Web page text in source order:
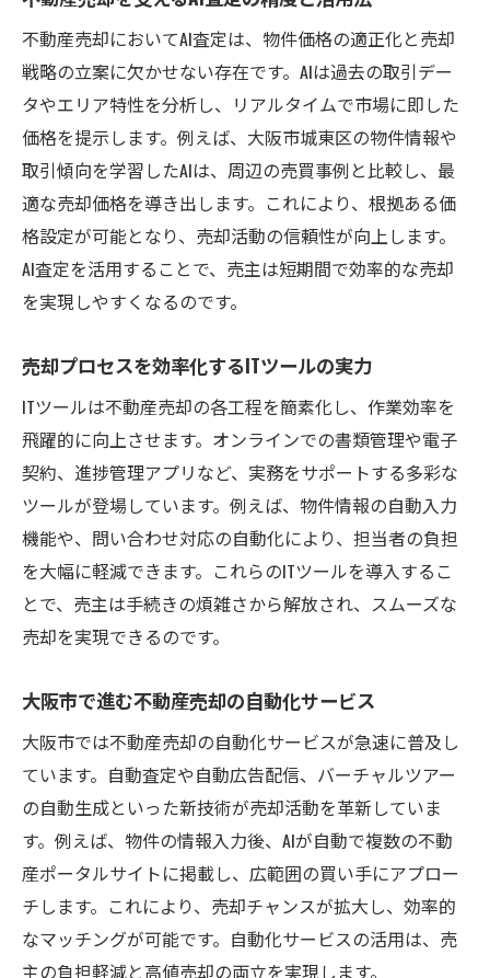
不動産売却においてAI査定は、物件価格の適正化と売却
戦略の立案に欠かせない存在です。AIは過去の取引デー
タやエリア特性を分析し、リアルタイムで市場に即した
価格を提示します。例えば、大阪市城東区の物件情報や
取引傾向を学習したAIは、周辺の売買事例と比較し、最
適な売却価格を導き出します。これにより、根拠ある価
格設定が可能となり、売却活動の信頼性が向上します。
AI査定を活用することで、売主は短期間で効率的な売却
を実現しやすくなるのです。
売却プロセスを効率化するITツールの実力
ITツールは不動産売却の各工程を簡素化し、作業効率を
飛躍的に向上させます。オンラインでの書類管理や電子
契約、進捗管理アプリなど、実務をサポートする多彩な
ツールが登場しています。例えば、物件情報の自動入力
機能や、問い合わせ対応の自動化により、担当者の負担
を大幅に軽減できます。これらのITツールを導入するこ
とで、売主は手続きの煩雑さから解放され、スムーズな
売却を実現できるのです。
大阪市で進む不動産売却の自動化サービス
大阪市では不動産売却の自動化サービスが急速に普及し
ています。自動査定や自動広告配信、バーチャルツアー
の自動生成といった新技術が売却活動を革新していま
す。例えば、物件の情報入力後、AIが自動で複数の不動
産ポータルサイトに掲載し、広範囲の買い手にアプロー
チします。これにより、売却チャンスが拡大し、効率的
なマッチングが可能です。自動化サービスの活用は、売
主の負担軽減と高値売却の両立を実現します。